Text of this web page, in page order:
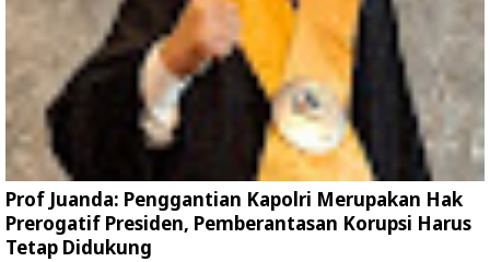
Prof Juanda: Penggantian Kapolri Merupakan Hak
Prerogatif Presiden, Pemberantasan Korupsi Harus
Tetap Didukung